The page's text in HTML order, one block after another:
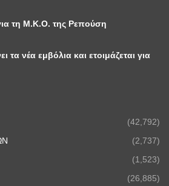
τη Μ.Κ.Ο. της Ρεπούση
τα νέα εμβόλια και ετοιμάζεται για
(42,792)
(2,737)
(1,523)
(26,885)